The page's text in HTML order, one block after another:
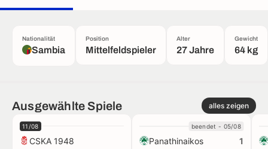
Nationalität
Sambia
Position
Mittelfeldspieler
Alter
27 Jahre
Gewicht
64 kg
Ausgewählte Spiele alles zeigen
11/08
CSKA 1948
beendet - 05/08
Panathinaikos
1